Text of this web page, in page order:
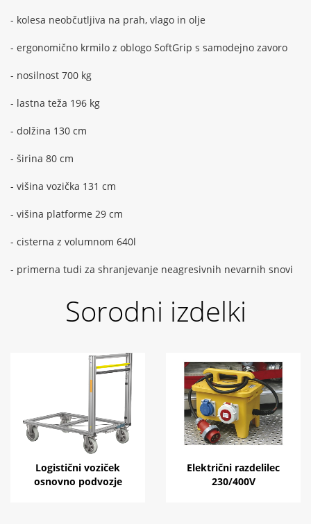
- kolesa neobčutljiva na prah, vlago in olje
- ergonomično krmilo z oblogo SoftGrip s samodejno zavoro
- nosilnost 700 kg
- lastna teža 196 kg
- dolžina 130 cm
- širina 80 cm
- višina vozička 131 cm
- višina platforme 29 cm
- cisterna z volumnom 640l
- primerna tudi za shranjevanje neagresivnih nevarnih snovi
Sorodni izdelki
Logistični voziček
osnovno podvozje
Električni razdelilec
230/400V